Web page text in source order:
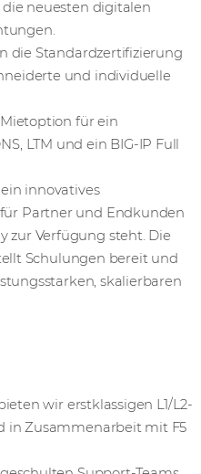
neuesten digitalen
die Standardzertifizierung
und individuelle
für ein
LTM und ein BIG-IP Full
innovatives
Partner und Endkunden
zur Verfügung steht. Die
Schulungen bereit und
skalierbaren
wir erstklassigen L1/L2-
in Zusammenarbeit mit F5